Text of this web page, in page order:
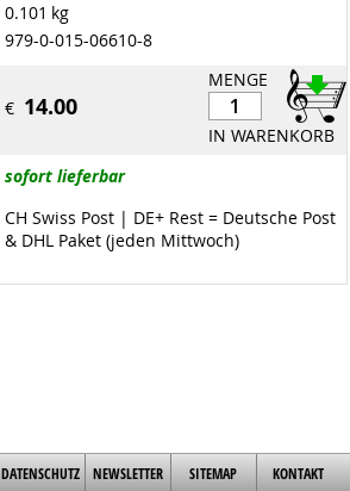
0.101 kg
979-0-015-06610-8
MENGE
IN WARENKORB
€ 14.00
sofort lieferbar
CH Swiss Post | DE+ Rest = Deutsche Post
& DHL Paket (jeden Mittwoch)
DATENSCHUTZ NEWSLETTER SITEMAP KONTAKT